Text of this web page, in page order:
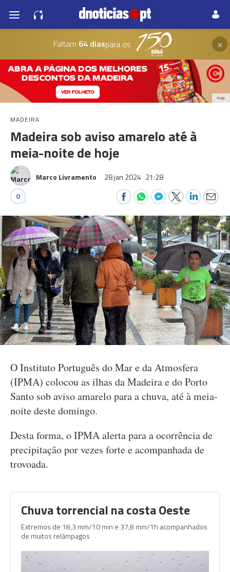
Faltam 64 diaspara os ×
PUB
MADEIRA
Madeira sob aviso amarelo até à
meia-noite de hoje
Marco Livramento 28 jan 2024 21:28
0
O Instituto Português do Mar e da Atmosfera
(IPMA) colocou as ilhas da Madeira e do Porto
Santo sob aviso amarelo para a chuva, até à meia-
noite deste domingo.
Desta forma, o IPMA alerta para a ocorrência de
precipitação por vezes forte e acompanhada de
trovoada.
Chuva torrencial na costa Oeste
Extremos de 18,3 mm/10 min e 37,8 mm/1h acompanhados
de muitos relâmpagos